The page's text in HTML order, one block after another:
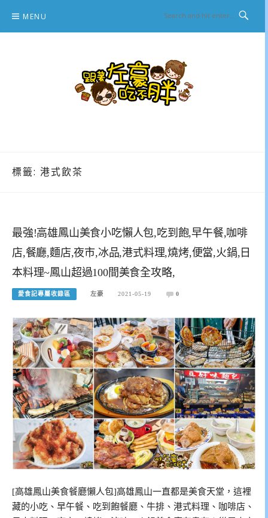
content
MENU
標籤: 港式飲茶
最強!高雄鳳山美食小吃懶人包,吃到飽,早午餐,咖啡
店,餐廳,麵店,夜市,冰品,港式料理,燒烤,便當,火鍋,日
本料理~鳳山超過100間美食全攻略,
愛食記專屬收錄區 左豪 2021-05-19 0
[高雄鳳山美食餐廳懶人包]高雄鳳山一直都是美食天堂，這裡
藏的小吃、早午餐、吃到飽餐廳、牛排、港式料理、咖啡店、